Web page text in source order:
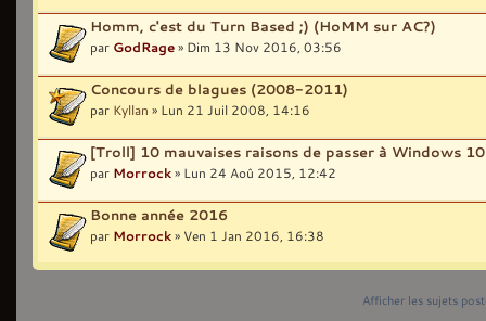
Homm, c'est du Turn Based ;) (HoMM sur AC?)
par GodRage» Dim 13 Nov 2016, 03:56
Concours de blagues (2008-2011)
par Kyllan » Lun 21 Juil 2008, 14:16
[Troll] 10 mauvaises raisons de passer à Windows 10
par Morrock» Lun 24 Aoû 2015, 12:42
Bonne année 2016
par Morrock» Ven 1 Jan 2016, 16:38
Afficher les sujets